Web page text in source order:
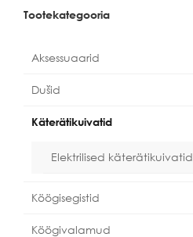
Tootekategooria
Aksessuaarid
Dušid
Käterätikuivatid
Elektrilised käterätikuivatid
Köögisegistid
Köögivalamud